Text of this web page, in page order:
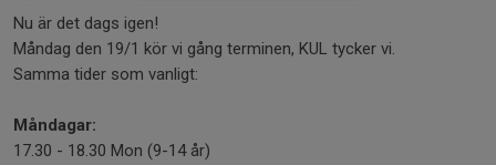
Nu är det dags igen!
Måndag den 19/1 kör vi gång terminen, KUL tycker vi.
Samma tider som vanligt:
Måndagar:
17.30 - 18.30 Mon (9-14 år)